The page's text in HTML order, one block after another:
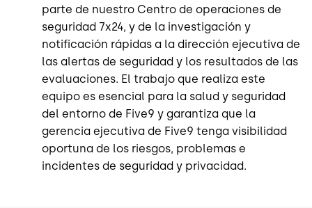
parte de nuestro Centro de operaciones de
seguridad 7x24, y de la investigación y
notificación rápidas a la dirección ejecutiva de
las alertas de seguridad y los resultados de las
evaluaciones. El trabajo que realiza este
equipo es esencial para la salud y seguridad
del entorno de Five9 y garantiza que la
gerencia ejecutiva de Five9 tenga visibilidad
oportuna de los riesgos, problemas e
incidentes de seguridad y privacidad.